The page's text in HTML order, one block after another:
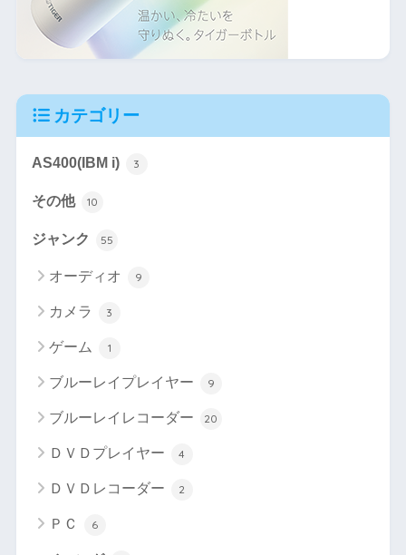
カテゴリー
AS400(IBM i) 3
その他 10
ジャンク 55
オーディオ 9
カメラ 3
ゲーム 1
ブルーレイプレイヤー 9
ブルーレイレコーダー 20
ＤＶＤプレイヤー 4
ＤＶＤレコーダー 2
ＰＣ 6